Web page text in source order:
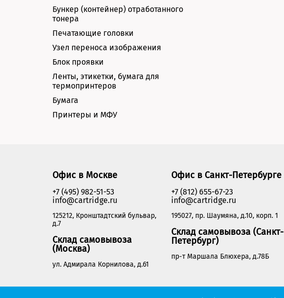
Бункер (контейнер) отработанного
тонера
Печатающие головки
Узел переноса изображения
Блок проявки
Ленты, этикетки, бумага для
термопринтеров
Бумага
Принтеры и МФУ
Офис в Москве
+7 (495) 982-51-53
info@cartridge.ru
125212, Кронштадтский бульвар,
д.7
Склад самовывоза
(Москва)
ул. Адмирала Корнилова, д.61
Офис в Санкт-Петербурге
+7 (812) 655-67-23
info@cartridge.ru
195027, пр. Шаумяна, д.10, корп. 1
Склад самовывоза (Санкт-
Петербург)
пр-т Маршала Блюхера, д.78Б